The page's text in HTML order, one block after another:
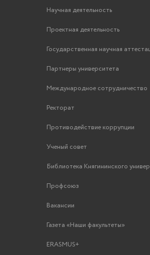
Научная деятельность
Проектная деятельность
Государственная научная
Партнеры университета
Международное сотрудничество
Ректорат
Противодействие коррупции
Ученый совет
Библиотека Княгининского
Профсоюз
Вакансии
Газета «Наши факультеты»
ERASMUS+